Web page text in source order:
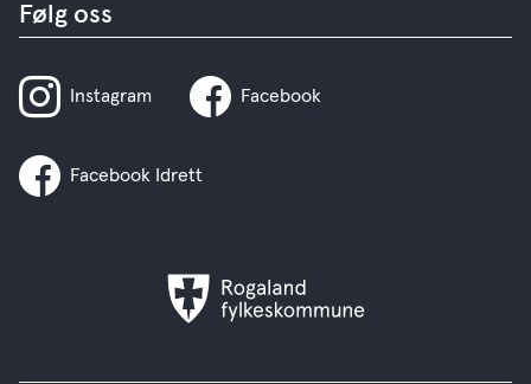
Følg oss
Instagram Facebook
Facebook Idrett
Rogaland
fylkeskommune